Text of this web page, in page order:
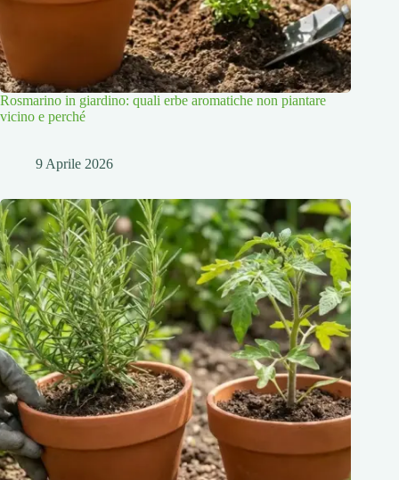
Rosmarino in giardino: quali erbe aromatiche non piantare
vicino e perché
9 Aprile 2026